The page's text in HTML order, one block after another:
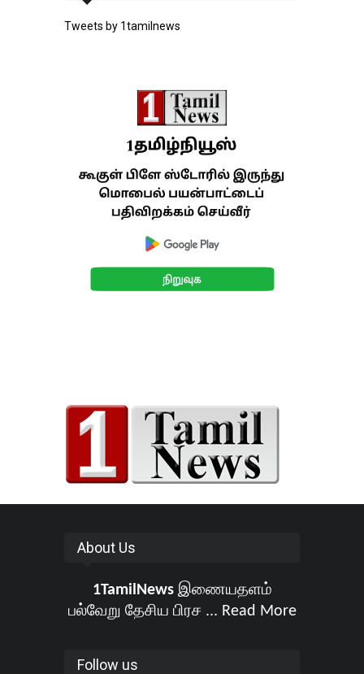
Tweets by 1tamilnews
About Us
1TamilNewsஇணையதளம்
பல்வேறு தேசிய பிரச ... Read More
Follow us